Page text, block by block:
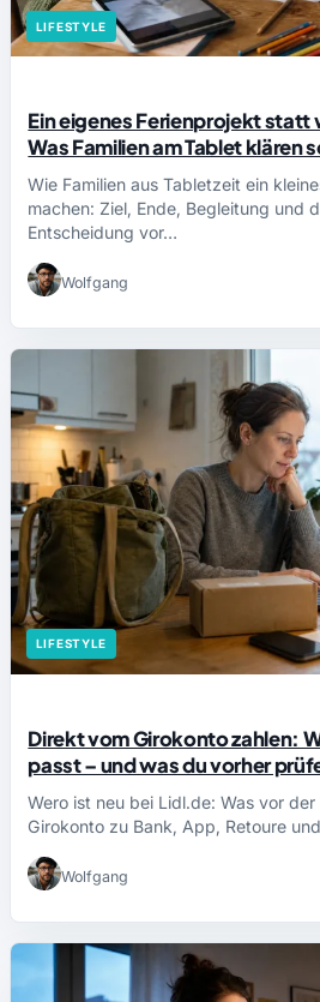
LIFESTYLE
Ein eigenes Ferienprojekt statt
Was Familien am Tablet klären
Wie Familien aus Tabletzeit ein
machen: Ziel, Ende, Begleitung und
Entscheidung vor…
Wolfgang
LIFESTYLE
Direkt vom Girokonto zahlen:
passt – und was du vorher
Wero ist neu bei Lidl.de: Was vor
Girokonto zu Bank, App, Retoure
Wolfgang